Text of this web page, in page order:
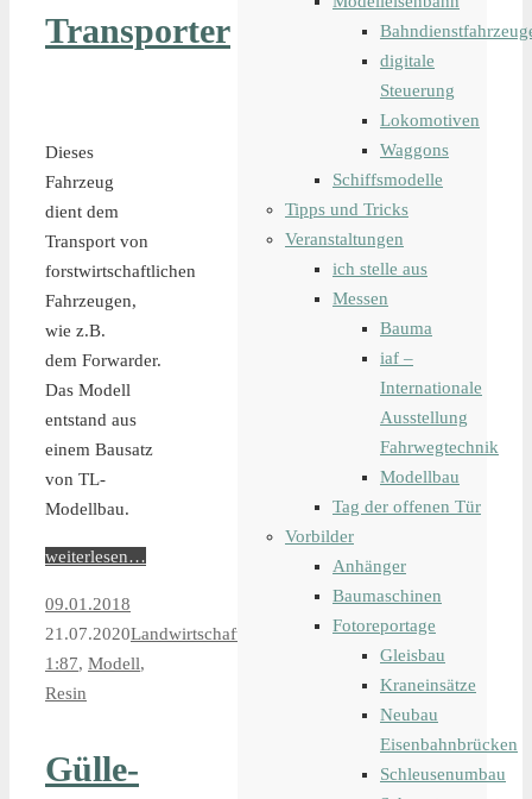
Transporter
Dieses
Fahrzeug
dient dem
Transport von
forstwirtschaftlichen
Fahrzeugen,
wie z.B.
dem Forwarder.
Das Modell
entstand aus
einem Bausatz
von TL-
Modellbau.
weiterlesen…
09.01.2018
21.07.2020Landwirtschaftliches
1:87, Modell,
Resin
Gülle-
digitale
Steuerung
Lokomotiven
Waggons
Schiffsmodelle
Tipps und Tricks
Veranstaltungen
ich stelle aus
Messen
Bauma
iaf –
Internationale
Ausstellung
Fahrwegtechnik
Modellbau
Tag der offenen Tür
Vorbilder
Anhänger
Baumaschinen
Fotoreportage
Gleisbau
Kraneinsätze
Neubau
Eisenbahnbrücken
Schleusenumbau